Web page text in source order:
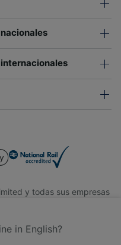
y todas sus empresas
en Inglaterra y Gales.
1 Stonecutter St, Londres
in English?